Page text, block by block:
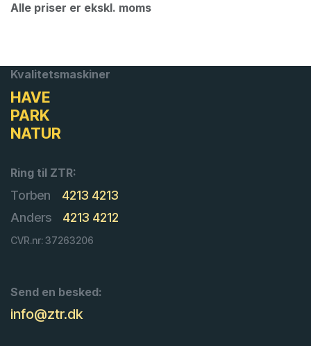
Alle priser er ekskl. moms
Kvalitetsmaskiner
HAVE
PARK
NATUR
Ring til ZTR:
Torben
4213 4213
Anders
4213 4212
CVR.nr: 37263206
Send en besked:
info@ztr.dk